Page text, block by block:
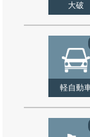
大破
軽自動